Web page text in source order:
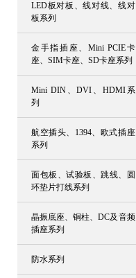
LED板对板、线对线、线对
板系列
金手指插座、Mini PCIE卡
座、SIM卡座、SD卡座系列
Mini DIN、DVI、HDMI系
列
航空插头、1394、欧式插座
系列
面包板、试验板、跳线、圆
环垫片打线系列
晶振底座、铜柱、DC及音频
插座系列
防水系列